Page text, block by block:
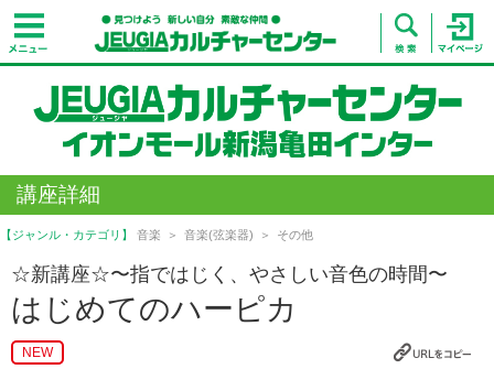
講座詳細
【ジャンル・カテゴリ】 音楽 音楽(弦楽器) その他
☆新講座☆〜指ではじく、やさしい音色の時間〜
はじめてのハーピカ
NEW